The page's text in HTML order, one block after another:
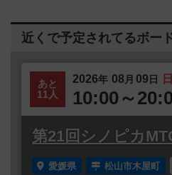
近くで予定されてるボー
あと
11人
2026年 08 月 09日 日
10:00～
第21回シノピカ
愛媛県 松山市木屋町